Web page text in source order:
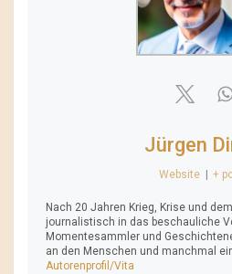
Jürgen
Website +
Nach 20 Jahren Krieg, Krise und
journalistisch in das beschauliche
Momentesammler und
an den Menschen und manchmal
Autorenprofil/Vita